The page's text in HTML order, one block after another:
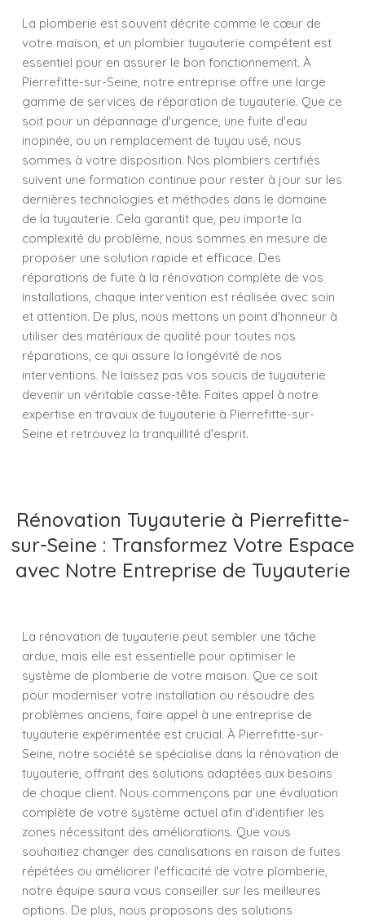
La plomberie est souvent décrite comme le cœur de
votre maison, et un plombier tuyauterie compétent est
essentiel pour en assurer le bon fonctionnement. À
Pierrefitte-sur-Seine, notre entreprise offre une large
gamme de services de réparation de tuyauterie. Que ce
soit pour un dépannage d'urgence, une fuite d'eau
inopinée, ou un remplacement de tuyau usé, nous
sommes à votre disposition. Nos plombiers certifiés
suivent une formation continue pour rester à jour sur les
dernières technologies et méthodes dans le domaine
de la tuyauterie. Cela garantit que, peu importe la
complexité du problème, nous sommes en mesure de
proposer une solution rapide et efficace. Des
réparations de fuite à la rénovation complète de vos
installations, chaque intervention est réalisée avec soin
et attention. De plus, nous mettons un point d'honneur à
utiliser des matériaux de qualité pour toutes nos
réparations, ce qui assure la longévité de nos
interventions. Ne laissez pas vos soucis de tuyauterie
devenir un véritable casse-tête. Faites appel à notre
expertise en travaux de tuyauterie à Pierrefitte-sur-
Seine et retrouvez la tranquillité d'esprit.
Rénovation Tuyauterie à Pierrefitte-
sur-Seine : Transformez Votre Espace
avec Notre Entreprise de Tuyauterie
La rénovation de tuyauterie peut sembler une tâche
ardue, mais elle est essentielle pour optimiser le
système de plomberie de votre maison. Que ce soit
pour moderniser votre installation ou résoudre des
problèmes anciens, faire appel à une entreprise de
tuyauterie expérimentée est crucial. À Pierrefitte-sur-
Seine, notre société se spécialise dans la rénovation de
tuyauterie, offrant des solutions adaptées aux besoins
de chaque client. Nous commençons par une évaluation
complète de votre système actuel afin d'identifier les
zones nécessitant des améliorations. Que vous
souhaitiez changer des canalisations en raison de fuites
répétées ou améliorer l'efficacité de votre plomberie,
notre équipe saura vous conseiller sur les meilleures
options. De plus, nous proposons des solutions